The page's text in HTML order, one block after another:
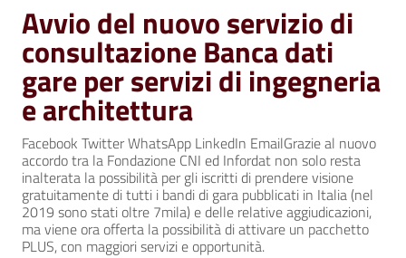
Avvio del nuovo servizio di
consultazione Banca dati
gare per servizi di ingegneria
e architettura
Facebook Twitter WhatsApp LinkedIn EmailGrazie al nuovo
accordo tra la Fondazione CNI ed Infordat non solo resta
inalterata la possibilità per gli iscritti di prendere visione
gratuitamente di tutti i bandi di gara pubblicati in Italia (nel
2019 sono stati oltre 7mila) e delle relative aggiudicazioni,
ma viene ora offerta la possibilità di attivare un pacchetto
PLUS, con maggiori servizi e opportunità.